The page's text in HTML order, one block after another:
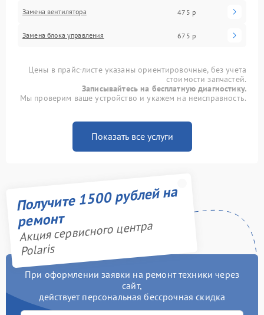
Замена вентилятора 475 р
Замена блока управления 675 р
Цены в прайс-листе указаны ориентировочные, без учета
стоимости запчастей.
Записывайтесь на бесплатную диагностику.
Мы проверим ваше устройство и укажем на неисправность.
Показать все услуги
Получите 1500 рублей на
ремонт
Акция сервисного центра
Polaris
При оформлении заявки на ремонт техники через
сайт,
действует персональная бессрочная скидка